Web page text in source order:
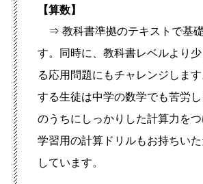
【算数】
⇒ 教科書準拠のテキストで基礎
す。同時に、教科書レベルより
る応用問題にもチャレンジします
する生徒は中学の数学でも苦労
のうちにしっかりした計算力を
学習用の計算ドリルもお持ちい
しています。